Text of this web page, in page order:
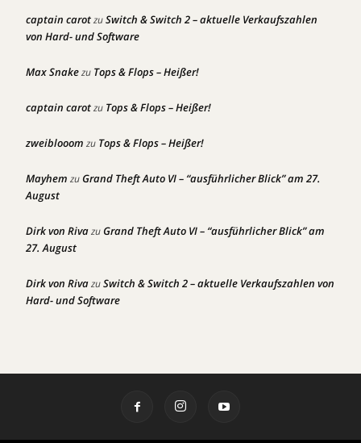
captain carotzuSwitch & Switch 2 – aktuelle Verkaufszahlen
von Hard- und Software
Max Snakezu Tops & Flops – Heißer!
captain carotzu Tops & Flops – Heißer!
zweiblooom zu Tops & Flops – Heißer!
Mayhem zuGrand Theft Auto VI – “ausführlicher Blick” am 27.
August
Dirk von RivazuGrand Theft Auto VI – “ausführlicher Blick” am
27. August
Dirk von RivazuSwitch & Switch 2 – aktuelle Verkaufszahlen von
Hard- und Software